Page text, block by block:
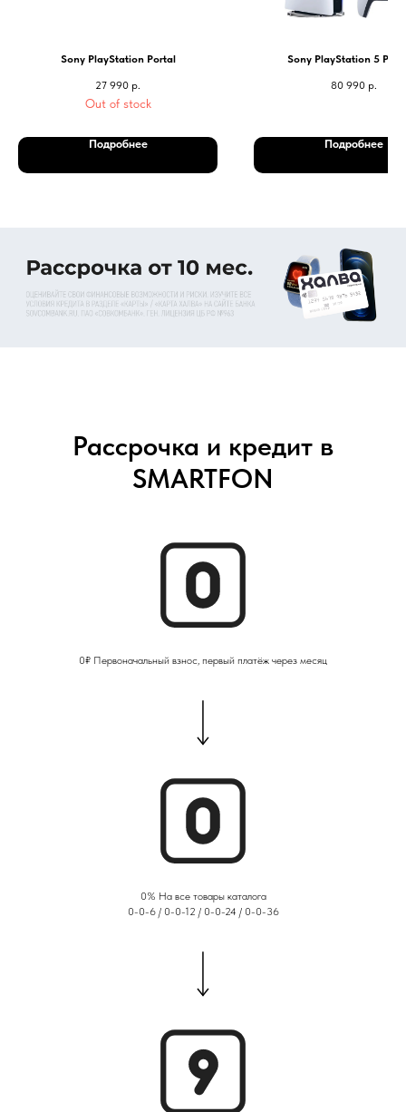
Sony PlayStation Portal
27 990 р.
Out of stock
Подробнее
Sony PlayStation 5 Pro
80 990 р.
Подробнее
Рассрочка и кредит в
SMARTFON
0₽ Первоначальный взнос, первый платёж через месяц
0% На все товары каталога
0-0-6 / 0-0-12 / 0-0-24 / 0-0-36